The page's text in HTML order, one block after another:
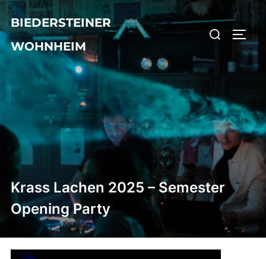
Zum
Inhalt
springen
BIEDERSTEINER
WOHNHEIM
Suchen
Krass Lachen 2025 – Semester
Opening Party